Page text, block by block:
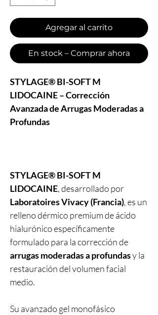
Agregar al carrito
En stock – Comprar ahora
STYLAGE® BI-SOFT M
LIDOCAINE – Corrección
Avanzada de Arrugas Moderadas a
Profundas
STYLAGE® BI-SOFT M
LIDOCAINE, desarrollado por
Laboratoires Vivacy (Francia), es un
relleno dérmico premium de ácido
hialurónico específicamente
formulado para la corrección de
arrugas moderadas a profundasy la
restauración del volumen facial
medio.
Su avanzado gel monofásico